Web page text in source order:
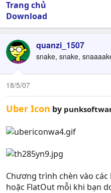
Trang chủ
Download
quanzi_1507
snake, snake,
18/5/07
Uber Icon by
Chương trình chèn vào
hoặc FlatOut mỗi khi bạn